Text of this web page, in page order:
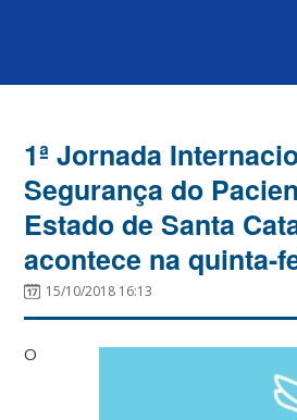
1ª Jornada
Segurança do
Estado de Santa
acontece na quinta-
15/10/2018 16:13
O